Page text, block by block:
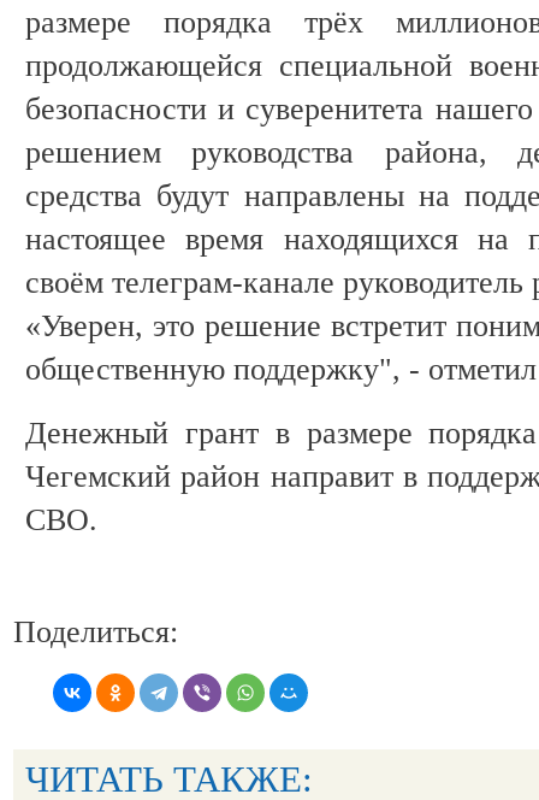
размере порядка трёх
продолжающейся специальной
безопасности и суверенитета
решением руководства района,
средства будут направлены на
настоящее время находящихся на
своём телеграм-канале
«Уверен, это решение встретит
общественную поддержку", - отметил
Денежный грант в размере
Чегемский район направит в
СВО.
Поделиться:
ЧИТАТЬ ТАКЖЕ: